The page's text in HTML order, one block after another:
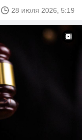
28 июля 2026, 5:19